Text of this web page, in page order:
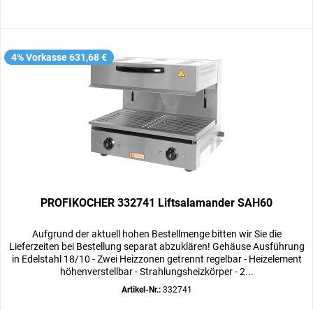
4% Vorkasse 631,68 €
PROFIKOCHER 332741 Liftsalamander SAH60
Aufgrund der aktuell hohen Bestellmenge bitten wir Sie die
Lieferzeiten bei Bestellung separat abzuklären! Gehäuse Ausführung
in Edelstahl 18/10 - Zwei Heizzonen getrennt regelbar - Heizelement
höhenverstellbar - Strahlungsheizkörper - 2...
Artikel-Nr.:332741